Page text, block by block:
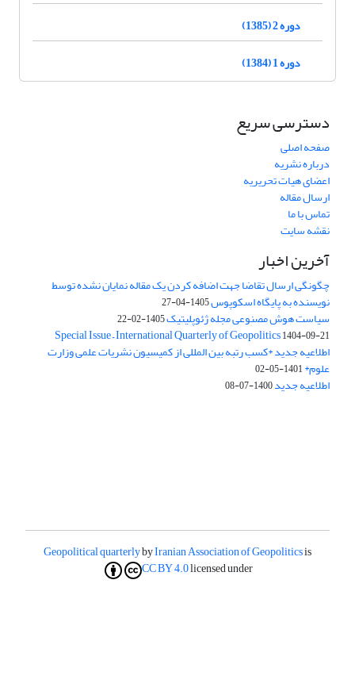
دوره 2 (1385)
دوره 1 (1384)
دسترسی سریع
صفحه اصلی
درباره نشریه
اعضای هیات تحریریه
ارسال مقاله
تماس با ما
نقشه سایت
آخرین اخبار
چگونگی ارسال تقاضا جهت اضافه کردن یک مقاله نمایان نشده توسط
نویسنده به پایگاه اسکوپوس1405-04-27
سیاست هوش مصنوعی مجله ژئوپلیتیک1405-02-22
Special Issue – International Quarterly of Geopolitics1404-09-21
اطلاعیه جدید *کسب رتبه بین المللی از کمیسیون نشریات علمی وزارت
علوم*1401-05-02
اطلاعیه جدید1400-07-08
Geopolitical quarterlybyIranian Association of Geopoliticsis
licensed under
CC BY 4.0